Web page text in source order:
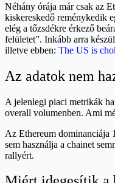
Néhány órája már csak az
kiskereskedő reménykedik
elég a tőzsdékre érkező
felületet”. Inkább arra
illetve ebben: The US is
Az adatok nem
A jelenlegi piaci metrikák
overall volumenben. Ami
Az Ethereum dominanciája
sem használja a chainet
rallyért.